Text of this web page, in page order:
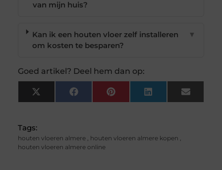
van mijn huis?
Kan ik een houten vloer zelf installeren
om kosten te besparen?
▼
Goed artikel? Deel hem dan op:
X
(Twitter)
FacebookPinterest LinkedIn Email
Tags:
houten vloeren almere, houten vloeren almere kopen ,
houten vloeren almere online